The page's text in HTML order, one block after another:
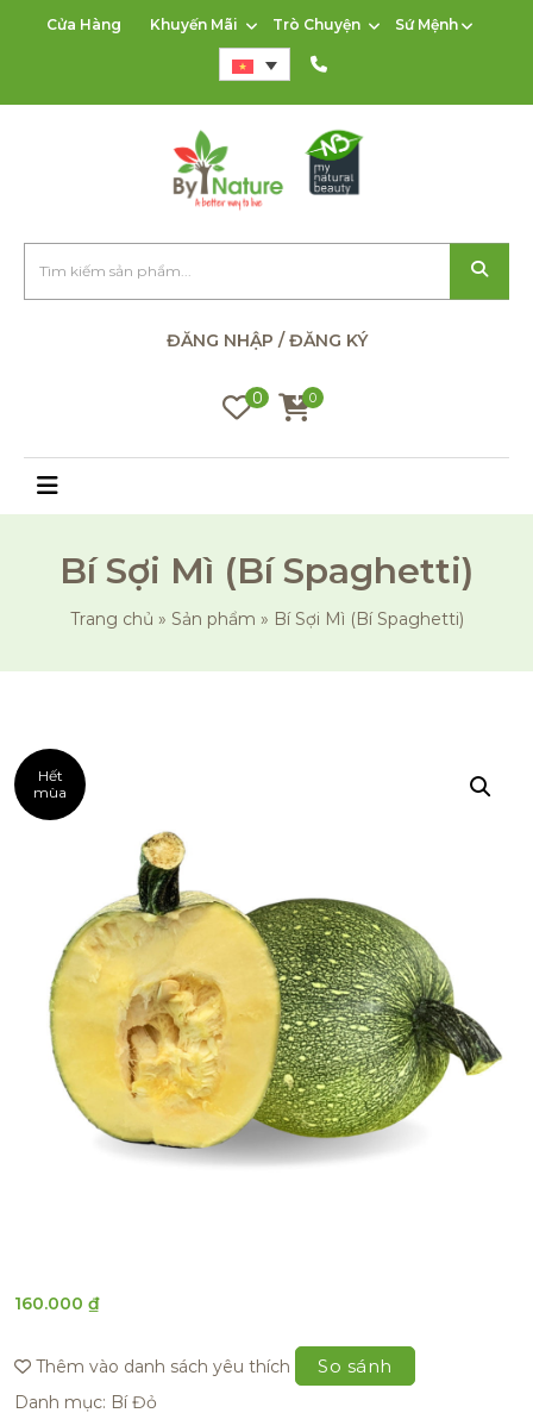
Cửa Hàng Khuyến Mãi Trò Chuyện Sứ Mệnh
ĐĂNG NHẬP / ĐĂNG KÝ
0 0
Bí Sợi Mì (Bí Spaghetti)
Trang chủ » Sản phẩm » Bí Sợi Mì (Bí Spaghetti)
Hết
mùa
160.000 ₫
Thêm vào danh sách yêu thích So sánh
Danh mục: Bí Đỏ